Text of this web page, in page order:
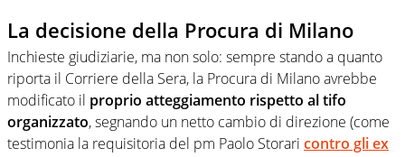
La decisione della Procura di Milano
Inchieste giudiziarie, ma non solo: sempre stando a quanto
riporta il Corriere della Sera, la Procura di Milano avrebbe
modificato il proprio atteggiamento rispetto al tifo
organizzato, segnando un netto cambio di direzione (come
testimonia la requisitoria del pm Paolo Storari contro gli ex